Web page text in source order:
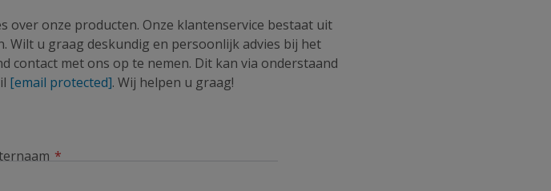
over onze producten. Onze klantenservice bestaat uit
Wilt u graag deskundig en persoonlijk advies bij het
contact met ons op te nemen. Dit kan via onderstaand
[email protected]. Wij helpen u graag!